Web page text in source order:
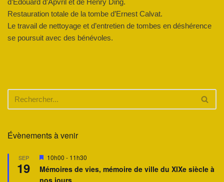
Restauration totale de la tombe d’Ernest Calvat.
Le travail de nettoyage et d’entretien de tombes en déshérence
se poursuit avec des bénévoles.
Évènements à venir
SEP
19
M
i
s
10h00 - 11h30
Mémoires de vies, mémoire de ville du XIXe siècle à
nos jours